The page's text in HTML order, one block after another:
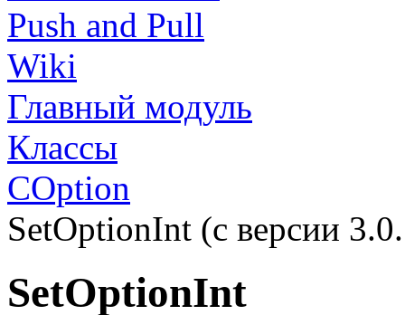
Push and Pull
Wiki
Главный модуль
Классы
COption
SetOptionInt (с версии
SetOptionInt